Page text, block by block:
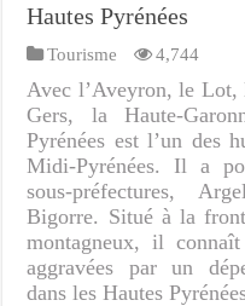
Hautes Pyrénées
Tourisme 4,744
Avec l’Aveyron, le Lot,
Gers, la Haute-
Pyrénées est l’un des
Midi-Pyrénées. Il a
sous-préfectures,
Bigorre. Situé à la
montagneux, il
aggravées par un
dans les Hautes